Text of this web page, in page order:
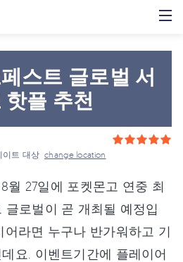
스트 글로벌 서
플 추천
이트 대상change location
월 27일에 포켓몬고 연중 최
로벌이 곧 개최될 예정입
어라면 누구나 반가워하고 기
요. 이벤트기간에 플레이어